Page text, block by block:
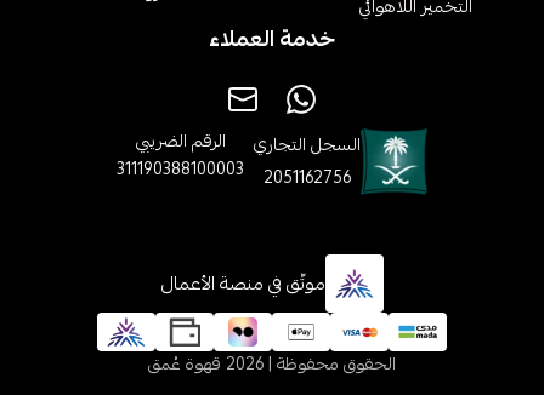
التخمير اللاهوائي
خدمة العملاء
السجل التجاري
2051162756
الرقم الضريبي
311190388100003
موثّق في منصة الأعمال
الحقوق محفوظة | 2026 قهوة عُمق